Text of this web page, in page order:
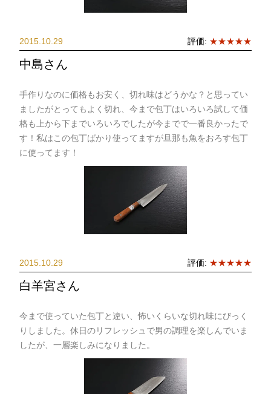
2015.10.29 評価: ★★★★★
中島さん
手作りなのに価格もお安く、切れ味はどうかな？と思ってい
ましたがとってもよく切れ、今まで包丁はいろいろ試して価
格も上から下までいろいろでしたが今までで一番良かったで
す！私はこの包丁ばかり使ってますが旦那も魚をおろす包丁
に使ってます！
2015.10.29 評価: ★★★★★
白羊宮さん
今まで使っていた包丁と違い、怖いくらいな切れ味にびっく
りしました。休日のリフレッシュで男の調理を楽しんでいま
したが、一層楽しみになりました。